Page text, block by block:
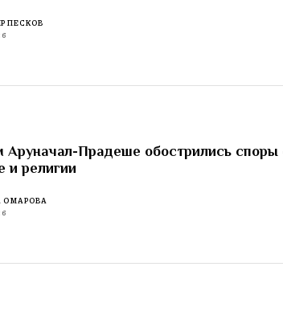
ПЕСКОВ
Аруначал-Прадеше обострились споры
и религии
ОМАРОВА